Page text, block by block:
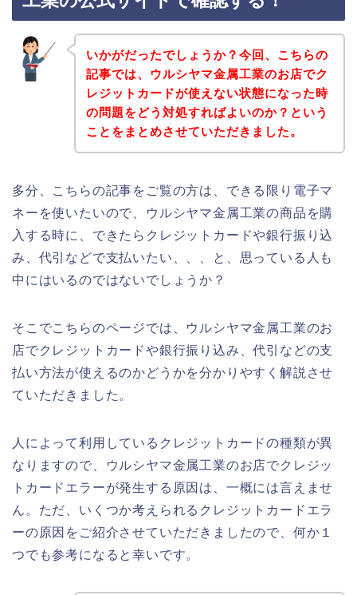
いかがだったでしょうか？今回、こちらの
記事では、ウルシヤマ金属工業のお店でク
レジットカードが使えない状態になった時
の問題をどう対処すればよいのか？という
ことをまとめさせていただきました。
多分、こちらの記事をご覧の方は、できる限り電子マ
ネーを使いたいので、ウルシヤマ金属工業の商品を購
入する時に、できたらクレジットカードや銀行振り込
み、代引などで支払いたい、、、と、思っている人も
中にはいるのではないでしょうか？
そこでこちらのページでは、ウルシヤマ金属工業のお
店でクレジットカードや銀行振り込み、代引などの支
払い方法が使えるのかどうかを分かりやすく解説させ
ていただきました。
人によって利用しているクレジットカードの種類が異
なりますので、ウルシヤマ金属工業のお店でクレジッ
トカードエラーが発生する原因は、一概には言えませ
ん。ただ、いくつか考えられるクレジットカードエラ
ーの原因をご紹介させていただきましたので、何か１
つでも参考になると幸いです。